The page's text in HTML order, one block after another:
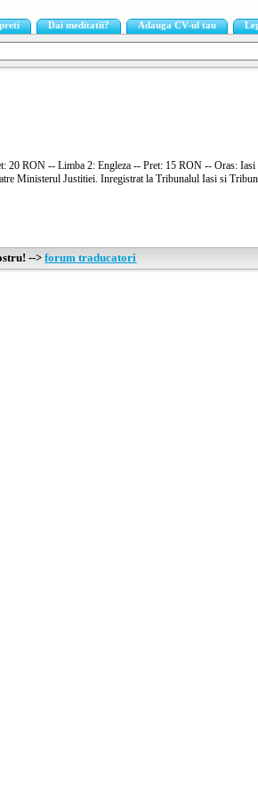
Dai meditatii? Adauga CV-ul tau
20 RON -- Limba 2: Engleza -- Pret: 15 RON -- Oras:
Ministerul Justitiei. Inregistrat la Tribunalul Iasi si
-->forum traducatori